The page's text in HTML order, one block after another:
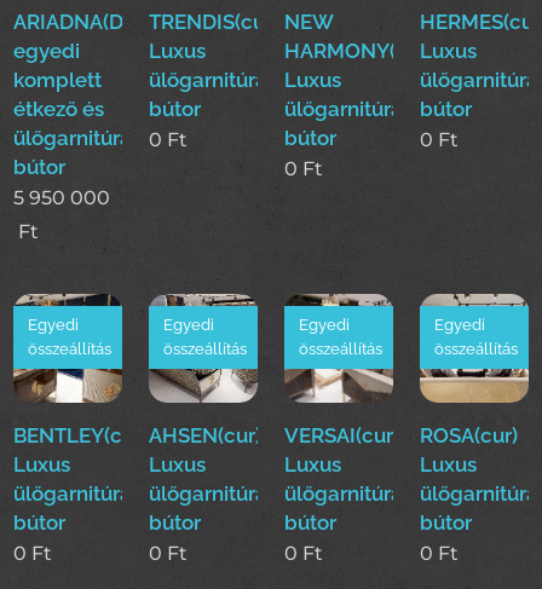
ARIADNA(Duy)Luxus
egyedi
komplett
étkező és
ülőgarnitúra
bútor
5 950 000
Ft
TRENDIS(cur)
Luxus
ülőgarnitúra
bútor
0 Ft
NEW
HARMONY(cur)
Luxus
ülőgarnitúra
bútor
0 Ft
Luxus
ülőgarnitúra
bútor
0 Ft
BENTLEY(cur)
Luxus
ülőgarnitúra
bútor
Egyedi
összeállítás
0 Ft
AHSEN(cur)
Luxus
ülőgarnitúra
bútor
Egyedi
összeállítás
0 Ft
VERSAI(cur)
Luxus
ülőgarnitúra
bútor
Egyedi
összeállítás
0 Ft
ROSA(cur)
Luxus
ülőgarnitúra
bútor
Egyedi
összeállítás
0 Ft